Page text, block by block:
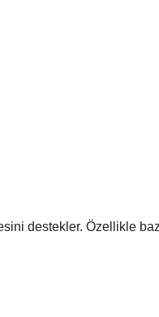
destekler. Özellikle